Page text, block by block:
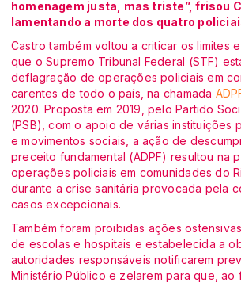
homenagem justa, mas triste”, frisou
lamentando a morte dos quatro
Castro também voltou a criticar os limites
que o Supremo Tribunal Federal (STF)
deflagração de operações policiais em
carentes de todo o país, na chamada
2020. Proposta em 2019, pelo Partido
(PSB), com o apoio de várias instituições
e movimentos sociais, a ação de
preceito fundamental (ADPF) resultou na
operações policiais em comunidades do
durante a crise sanitária provocada pela
casos excepcionais.
Também foram proibidas ações
de escolas e hospitais e estabelecida a
autoridades responsáveis notificarem
Ministério Público e zelarem para que, ao